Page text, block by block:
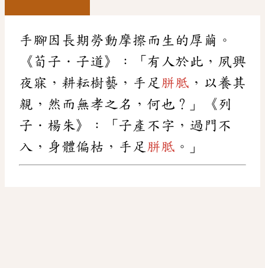
手腳因長期勞動摩擦而生的厚繭。
《荀子．子道》：「有人於此，夙興
夜寐，耕耘樹藝，手足 胼胝 ，以養其
親，然而無孝之名，何也？」《列
子．楊朱》：「子產不字，過門不
入，身體偏枯，手足 胼胝 。」